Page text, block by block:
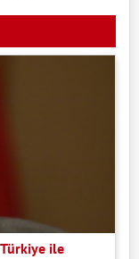
ile